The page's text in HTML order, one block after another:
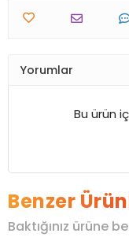
Yorumlar
Bu ürün
Benzer
Baktığınız ürüne